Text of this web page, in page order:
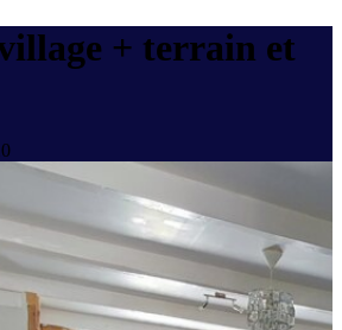
+ terrain et